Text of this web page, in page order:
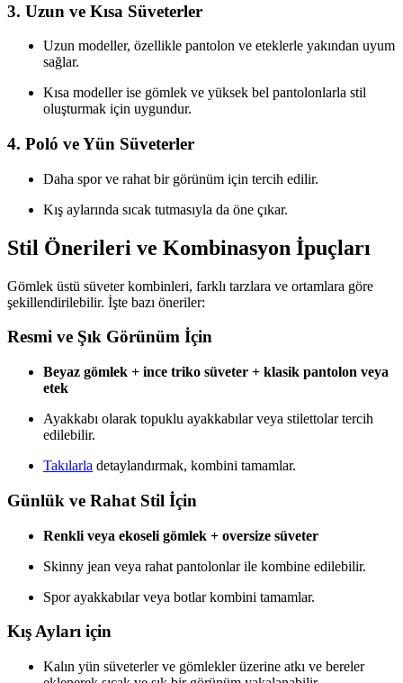
3. Uzun ve Kısa Süveterler
Uzun modeller, özellikle pantolon ve eteklerle yakından uyum
sağlar.
Kısa modeller ise gömlek ve yüksek bel pantolonlarla stil
oluşturmak için uygundur.
4. Poló ve Yün Süveterler
Daha spor ve rahat bir görünüm için tercih edilir.
Kış aylarında sıcak tutmasıyla da öne çıkar.
Stil Önerileri ve Kombinasyon İpuçları
Gömlek üstü süveter kombinleri, farklı tarzlara ve ortamlara göre
şekillendirilebilir. İşte bazı öneriler:
Resmi ve Şık Görünüm İçin
Beyaz gömlek + ince triko süveter + klasik pantolon veya
etek
Ayakkabı olarak topuklu ayakkabılar veya stilettolar tercih
edilebilir.
Takılarla detaylandırmak, kombini tamamlar.
Günlük ve Rahat Stil İçin
Renkli veya ekoseli gömlek + oversize süveter
Skinny jean veya rahat pantolonlar ile kombine edilebilir.
Spor ayakkabılar veya botlar kombini tamamlar.
Kış Ayları için
Kalın yün süveterler ve gömlekler üzerine atkı ve bereler